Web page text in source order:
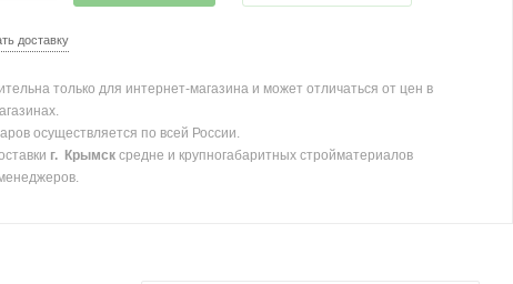
доставку
только для интернет-магазина и может отличаться от цен в
осуществляется по всей России.
г. Крымсксредне и крупногабаритных стройматериалов